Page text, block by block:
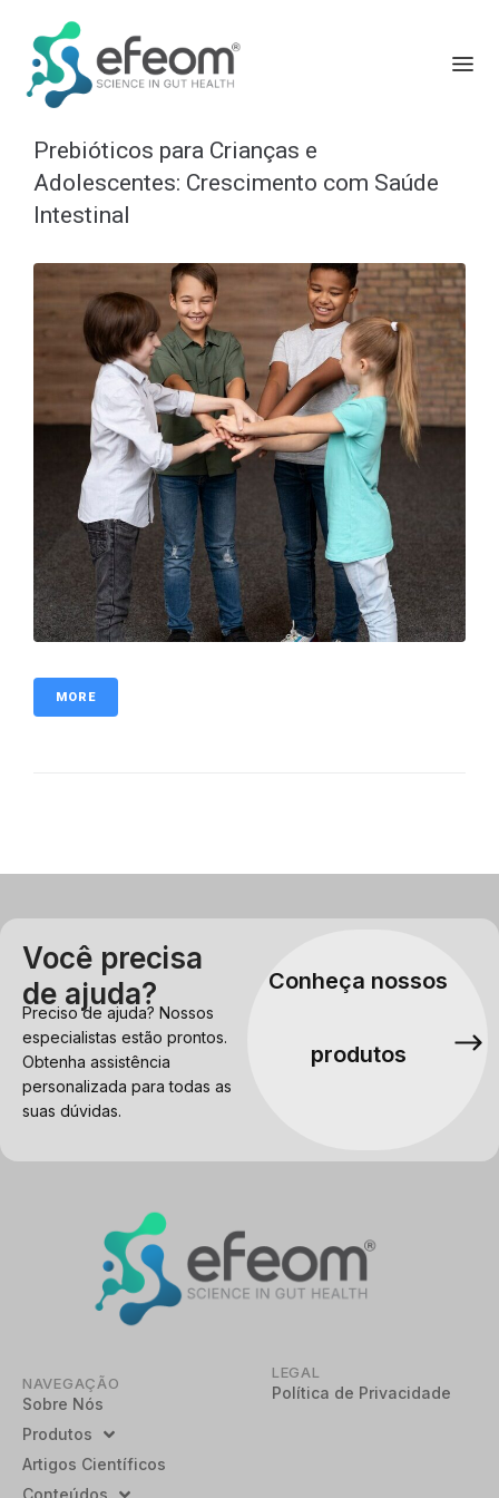
Prebióticos para Crianças e
Adolescentes: Crescimento com Saúde
Intestinal
MORE
Você precisa
de ajuda?
Preciso de ajuda? Nossos
especialistas estão prontos.
Obtenha assistência
personalizada para todas as
suas dúvidas.
Conheça nossos
produtos
NAVEGAÇÃO
Sobre Nós
Produtos
Artigos Científicos
Conteúdos
LEGAL
Política de Privacidade